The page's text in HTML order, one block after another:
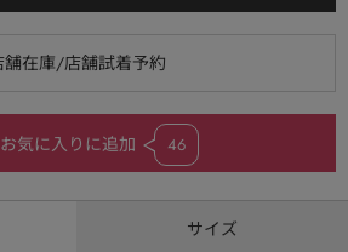
お気に入りに追加 46
サイズ